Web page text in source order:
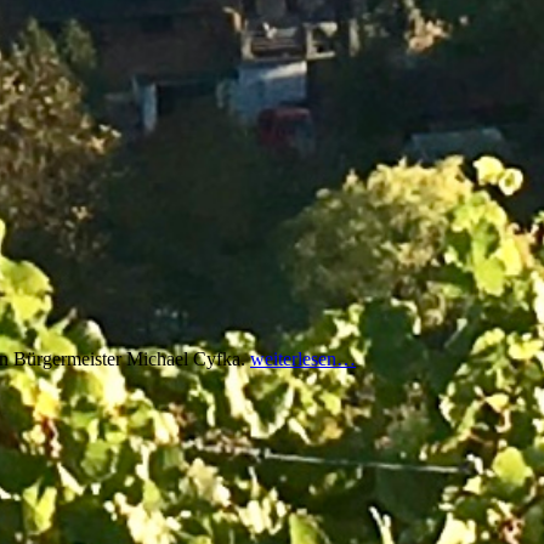
Bürgermeister Michael Cyfka.weiterlesen…